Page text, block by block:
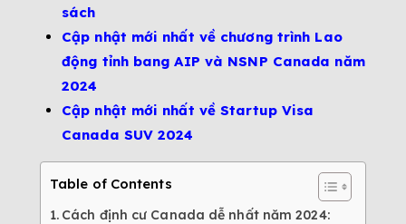
sách
Cập nhật mới nhất về chương trình Lao
động tỉnh bang AIP và NSNP Canada năm
2024
Cập nhật mới nhất về Startup Visa
Canada SUV 2024
Table of Contents
Cách định cư Canada dễ nhất năm 2024: